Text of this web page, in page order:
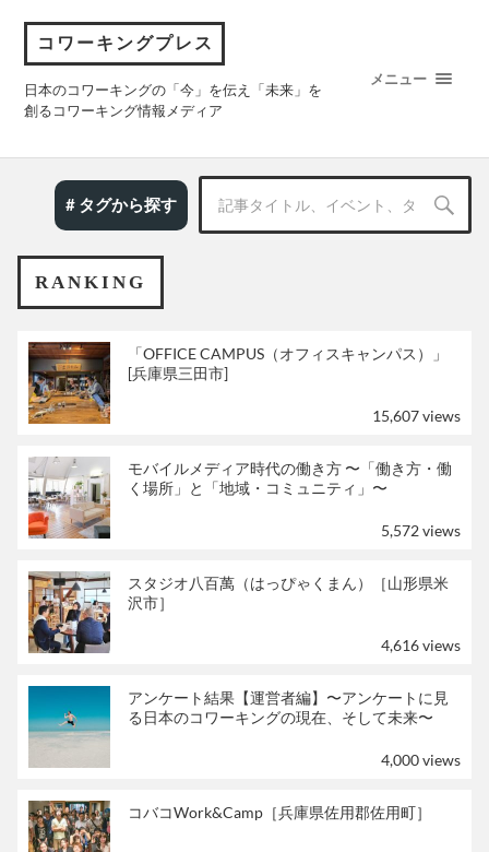
コワーキングプレス
日本のコワーキングの「今」を伝え「未来」を
創るコワーキング情報メディア
メニュー
# タグから探す
RANKING
「OFFICE CAMPUS（オフィスキャンパス）」
[兵庫県三田市]
15,607 views
モバイルメディア時代の働き方 〜「働き方・働
く場所」と「地域・コミュニティ」〜
5,572 views
スタジオ八百萬（はっぴゃくまん）［山形県米
沢市］
4,616 views
アンケート結果【運営者編】〜アンケートに見
る日本のコワーキングの現在、そして未来〜
4,000 views
コバコWork&Camp［兵庫県佐用郡佐用町］